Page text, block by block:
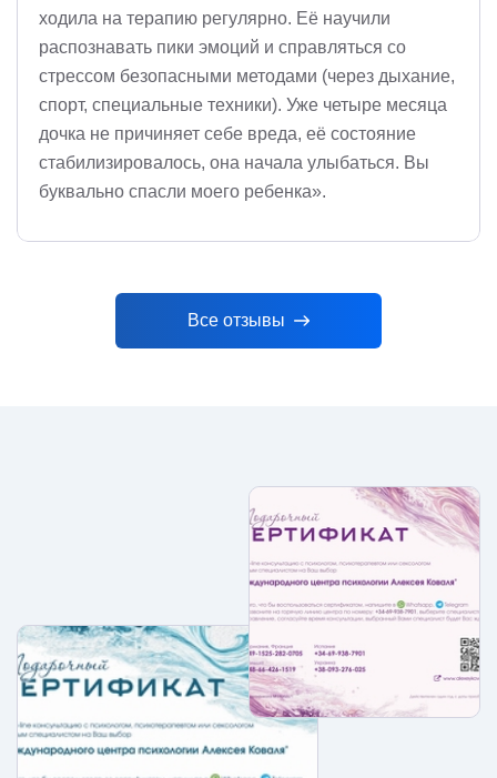
ходила на терапию регулярно. Её научили
распознавать пики эмоций и справляться со
стрессом безопасными методами (через дыхание,
спорт, специальные техники). Уже четыре месяца
дочка не причиняет себе вреда, её состояние
стабилизировалось, она начала улыбаться. Вы
буквально спасли моего ребенка».
Все отзывы